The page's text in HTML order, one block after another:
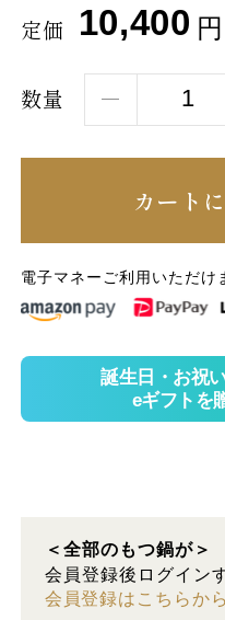
定価 10,400 円
数量
カート
電子マネーご利用いただけ
＜全部のもつ鍋が＞
会員登録後ログイン
会員登録はこちらから